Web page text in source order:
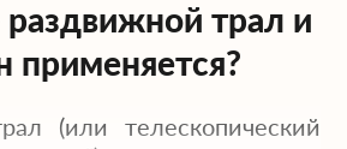
раздвижной трал и
применяется?
(или телескопический